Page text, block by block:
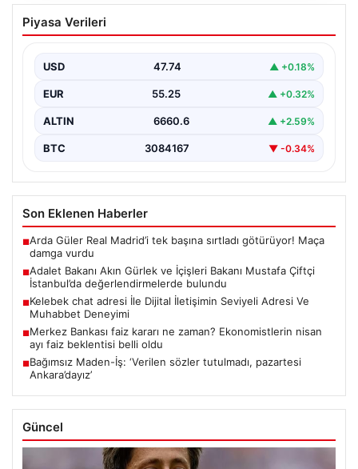
Adalet Bakanı Akın Gürlek ve İçişleri
Bakanı Mustafa Çiftçi İstanbul’da
Adalet Bakanı Akın Gürlek ve İçişleri Bakanı Mustafa
incelemelerde…
Piyasa Verileri
USD 47.74 ▲ +0.18%
EUR 55.25 ▲ +0.32%
ALTIN 6660.6 ▲ +2.59%
BTC 3084167 ▼ -0.34%
Son Eklenen Haberler
■Arda Güler Real Madrid’i tek başına sırtladı götürüyor! Maça
damga vurdu
■Adalet Bakanı Akın Gürlek ve İçişleri Bakanı Mustafa Çiftçi
İstanbul’da değerlendirmelerde bulundu
■Kelebek chat adresi İle Dijital İletişimin Seviyeli Adresi Ve
Muhabbet Deneyimi
■Merkez Bankası faiz kararı ne zaman? Ekonomistlerin nisan
ayı faiz beklentisi belli oldu
■Bağımsız Maden-İş: ‘Verilen sözler tutulmadı, pazartesi
Ankara’dayız’
Güncel